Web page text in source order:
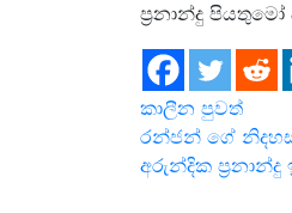
ප්‍රනාන්දු පියතුමෝ
කාලීන පුවත්
Post
රන්ජන් ගේ
අරුන්දික ප්‍රනාන්දු